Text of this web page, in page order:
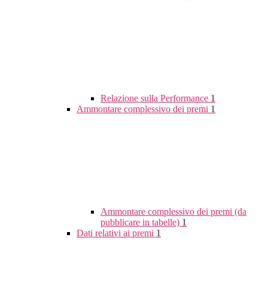
Relazione sulla Performance 1
Ammontare complessivo dei premi 1
Ammontare complessivo dei premi (da
pubblicare in tabelle) 1
Dati relativi ai premi 1